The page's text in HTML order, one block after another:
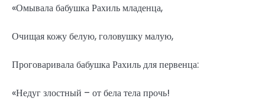
«Омывала бабушка Рахиль младенца,
Очищая кожу белую, головушку малую,
Проговаривала бабушка Рахиль для первенца:
«Недуг злостный – от бела тела прочь!